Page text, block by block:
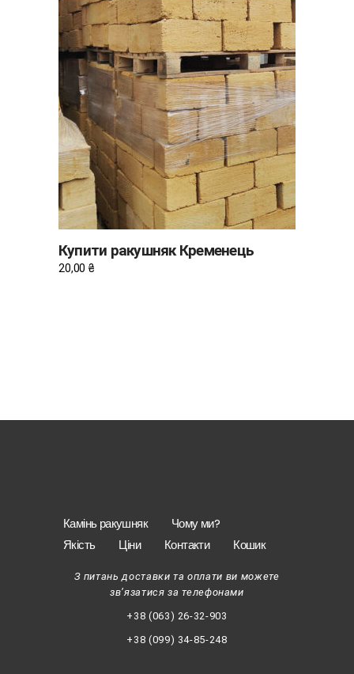
ДОДАТИ В КОШИК
Купити ракушняк Кременець
20,00 ₴
Камінь ракушняк
Чому ми?
Якість
Ціни Контакти Кошик
З питань доставки та оплати ви можете
зв’язатися за телефонами
+38 (063) 26-32-903
+38 (099) 34-85-248